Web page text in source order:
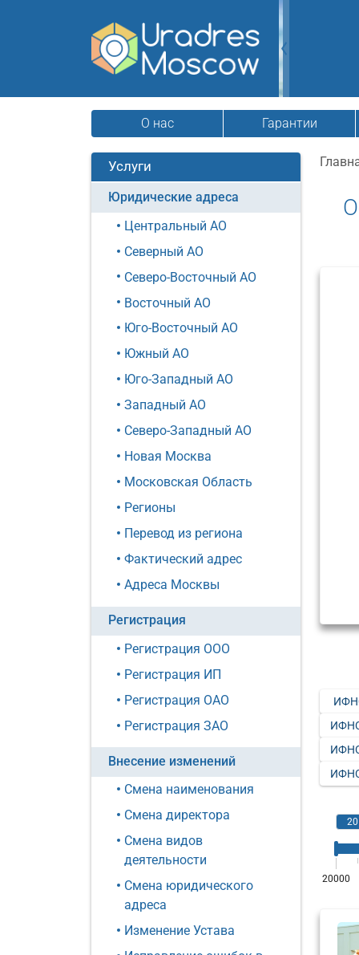
О нас Гарантии
Услуги
Юридические адреса
Центральный АО
Северный АО
Северо-Восточный АО
Восточный АО
Юго-Восточный АО
Южный АО
Юго-Западный АО
Западный АО
Северо-Западный АО
Новая Москва
Московская Область
Регионы
Перевод из региона
Фактический адрес
Адреса Москвы
Регистрация
Регистрация ООО
Регистрация ИП
Регистрация ОАО
Регистрация ЗАО
Внесение изменений
Смена наименования
Смена директора
Смена видов
деятельности
Смена юридического
адреса
Изменение Устава